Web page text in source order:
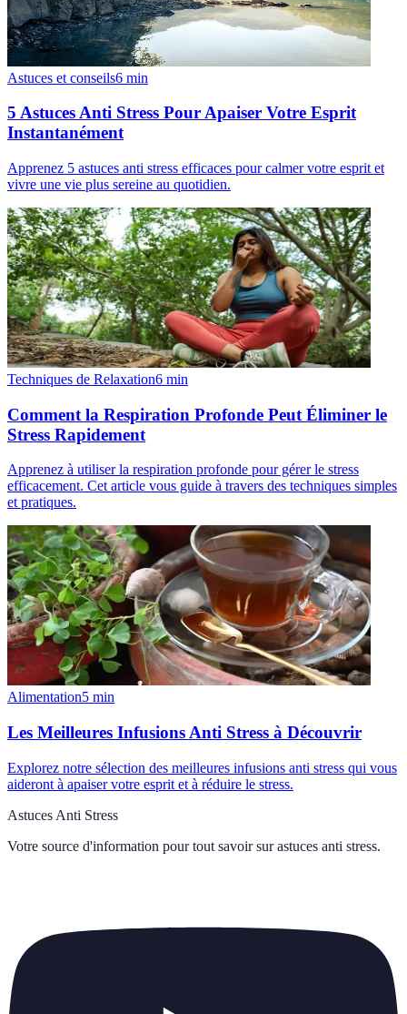
Astuces et conseils6 min
5 Astuces Anti Stress Pour Apaiser Votre Esprit
Instantanément
Apprenez 5 astuces anti stress efficaces pour calmer votre esprit et
vivre une vie plus sereine au quotidien.
Techniques de Relaxation6 min
Comment la Respiration Profonde Peut Éliminer le
Stress Rapidement
Apprenez à utiliser la respiration profonde pour gérer le stress
efficacement. Cet article vous guide à travers des techniques simples
et pratiques.
Alimentation5 min
Les Meilleures Infusions Anti Stress à Découvrir
Explorez notre sélection des meilleures infusions anti stress qui vous
aideront à apaiser votre esprit et à réduire le stress.
Astuces Anti Stress
Votre source d'information pour tout savoir sur astuces anti stress.